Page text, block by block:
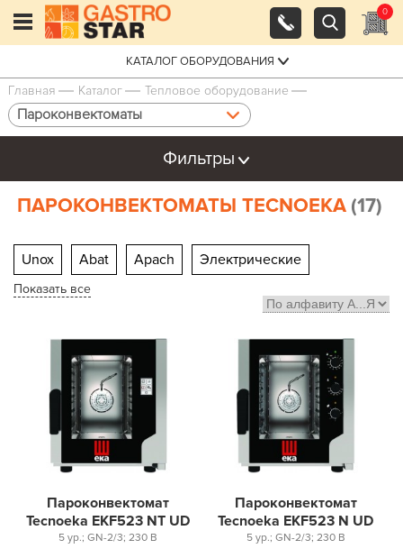
0
КАТАЛОГ ОБОРУДОВАНИЯ
Главная Каталог Тепловое оборудование
Пароконвектоматы
Фильтры
ПАРОКОНВЕКТОМАТЫ TECNOEKA (17)
Unox Abat Apach Электрические
Газовые 10 уровней 20 уровней
Показать все
Пароконвектомат
Tecnoeka EKF523 NT UD
5 ур.; GN-2/3; 230 В
Пароконвектомат
Tecnoeka EKF523 N UD
5 ур.; GN-2/3; 230 В